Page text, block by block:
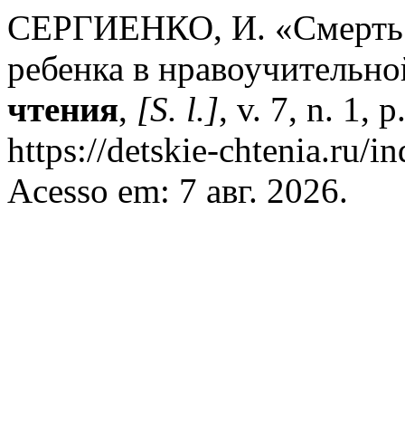
СЕРГИЕНКО, И. «Смерть
ребенка в
чтения, [S. l.], v. 7, n. 1,
https://detskie-chtenia.ru/
Acesso em: 7 авг. 2026.